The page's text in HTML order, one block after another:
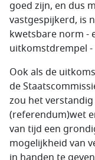
goed zijn, en dus
vastgespijkerd, is
kwetsbare norm -
uitkomstdrempel
Ook als de
de
zou het
(referendum)wet
van tijd een
mogelijkheid van